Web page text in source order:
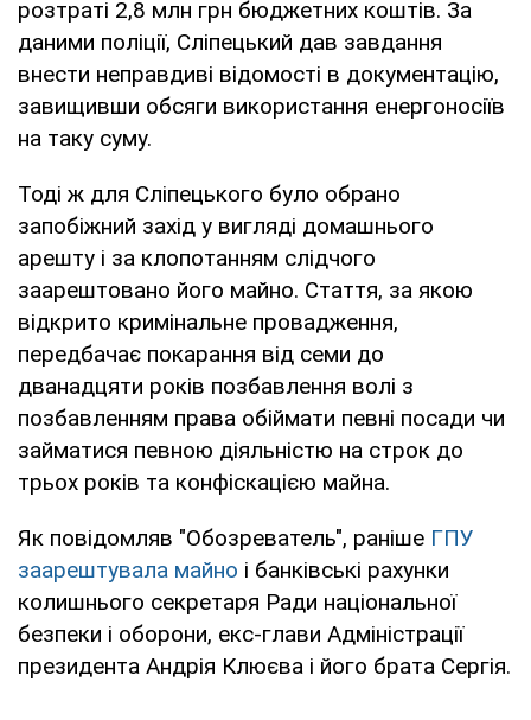
розтраті 2,8 млн грн бюджетних коштів. За
даними поліції, Сліпецький дав завдання
внести неправдиві відомості в документацію,
завищивши обсяги використання енергоносіїв
на таку суму.
Тоді ж для Сліпецького було обрано
запобіжний захід у вигляді домашнього
арешту і за клопотанням слідчого
заарештовано його майно. Стаття, за якою
відкрито кримінальне провадження,
передбачає покарання від семи до
дванадцяти років позбавлення волі з
позбавленням права обіймати певні посади чи
займатися певною діяльністю на строк до
трьох років та конфіскацією майна.
Як повідомляв "Обозреватель", раніше ГПУ
заарештувала майно і банківські рахунки
колишнього секретаря Ради національної
безпеки і оборони, екс-глави Адміністрації
президента Андрія Клюєва і його брата Сергія.